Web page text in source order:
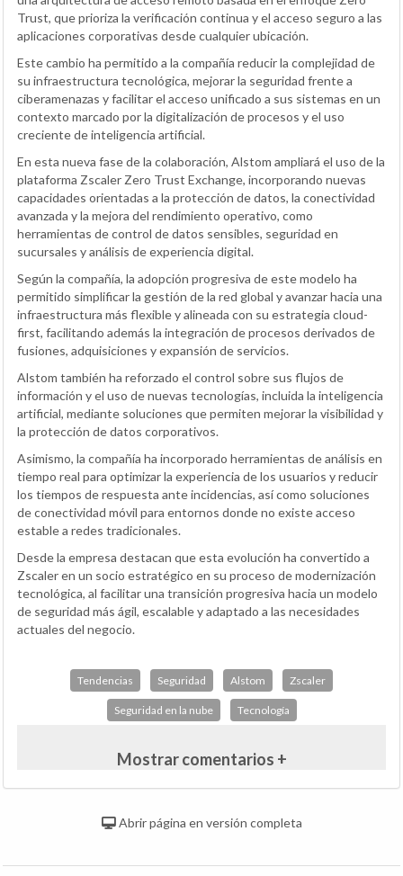
Trust, que prioriza la verificación continua y el acceso seguro a las
aplicaciones corporativas desde cualquier ubicación.
Este cambio ha permitido a la compañía reducir la complejidad de
su infraestructura tecnológica, mejorar la seguridad frente a
ciberamenazas y facilitar el acceso unificado a sus sistemas en un
contexto marcado por la digitalización de procesos y el uso
creciente de inteligencia artificial.
En esta nueva fase de la colaboración, Alstom ampliará el uso de la
plataforma Zscaler Zero Trust Exchange, incorporando nuevas
capacidades orientadas a la protección de datos, la conectividad
avanzada y la mejora del rendimiento operativo, como
herramientas de control de datos sensibles, seguridad en
sucursales y análisis de experiencia digital.
Según la compañía, la adopción progresiva de este modelo ha
permitido simplificar la gestión de la red global y avanzar hacia una
infraestructura más flexible y alineada con su estrategia cloud-
first, facilitando además la integración de procesos derivados de
fusiones, adquisiciones y expansión de servicios.
Alstom también ha reforzado el control sobre sus flujos de
información y el uso de nuevas tecnologías, incluida la inteligencia
artificial, mediante soluciones que permiten mejorar la visibilidad y
la protección de datos corporativos.
Asimismo, la compañía ha incorporado herramientas de análisis en
tiempo real para optimizar la experiencia de los usuarios y reducir
los tiempos de respuesta ante incidencias, así como soluciones
de conectividad móvil para entornos donde no existe acceso
estable a redes tradicionales.
Desde la empresa destacan que esta evolución ha convertido a
Zscaler en un socio estratégico en su proceso de modernización
tecnológica, al facilitar una transición progresiva hacia un modelo
de seguridad más ágil, escalable y adaptado a las necesidades
actuales del negocio.
Tendencias Seguridad Alstom Zscaler
Seguridad en la nube Tecnología
Mostrar comentarios +
Abrir página en versión completa